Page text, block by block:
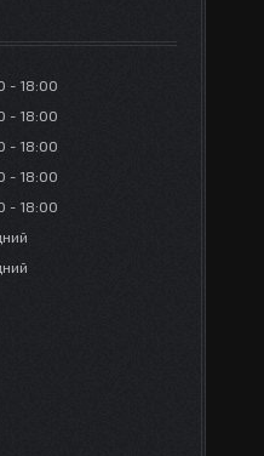
18:00
18:00
18:00
18:00
18:00